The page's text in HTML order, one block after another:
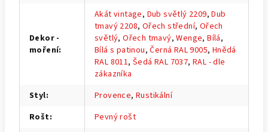
Dekor -
moření:
Akát vintage, Dub světlý 2209,Dub
tmavý 2208, Ořech střední, Ořech
světlý,Ořech tmavý,Wenge,Bílá,
Bílá s patinou,Černá RAL 9005, Hnědá
RAL 8011,Šedá RAL 7037,RAL - dle
zákazníka
Styl: Provence,Rustikální
Rošt:
Pevný rošt